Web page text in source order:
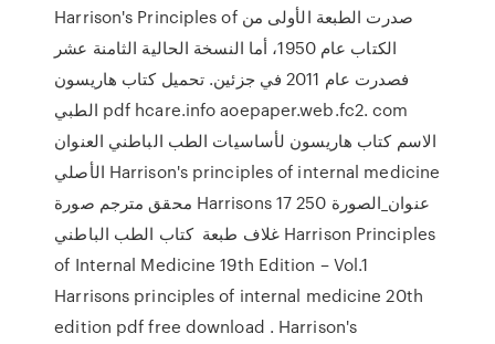
Harrison's Principles of صدرت الطبعة الأولى من
الكتاب عام 1950، أما النسخة الحالية الثامنة عشر
فصدرت عام 2011 في جزئين. تحميل كتاب هاريسون
الطبي pdf hcare.info aoepaper.web.fc2. com
الاسم كتاب هاريسون لأساسيات الطب الباطني العنوان
الأصلي Harrison's principles of internal medicine
محقق مترجم صورة Harrisons 17 250 عنوان_الصورة
غلاف طبعة كتاب الطب الباطني Harrison Principles
of Internal Medicine 19th Edition – Vol.1
Harrisons principles of internal medicine 20th
edition pdf free download . Harrison's